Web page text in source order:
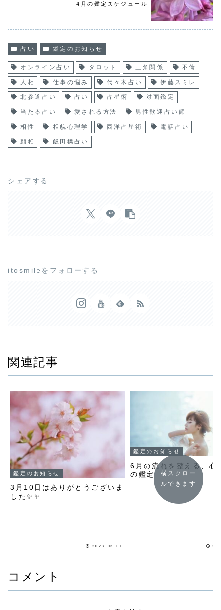
4月の鑑定スケジュール
占い 鑑定のお知らせ
オンライン占い タロット 三角関係 不倫
人相 仕事の悩み 代々木占い 伊藤スミレ
北参道占い 占い 占星術 対面鑑定
当たる占い 愛される方法 男性歓迎占い師
相性 相貌心理学 西洋占星術 電話占い
顔相 飯田橋占い
シェアする
itosmileをフォローする
関連記事
鑑定のお知らせ
3月10日はありがとうございま
した✨✨
2023.03.11
鑑定のお知らせ
6月の流れを整える、心
の鑑定
横スクロー
ルできます
コメント